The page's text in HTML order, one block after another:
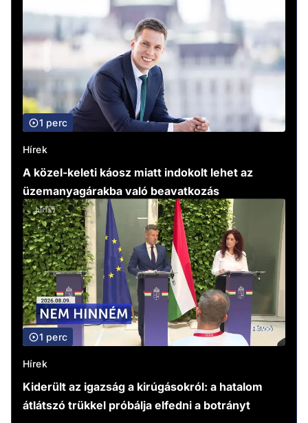
1 perc
Hírek
A közel-keleti káosz miatt indokolt lehet az
üzemanyagárakba való beavatkozás
1 perc
Hírek
Kiderült az igazság a kirúgásokról: a hatalom
átlátszó trükkel próbálja elfedni a botrányt